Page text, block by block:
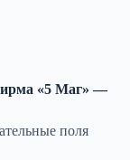
«5 Маг» —
поля